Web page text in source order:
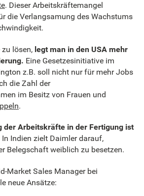
. Dieser Arbeitskräftemangel
die Verlangsamung des Wachstums
zu lösen, legt man in den USA mehr
Eine Gesetzesinitiative im
z.B. soll nicht nur für mehr Jobs
die Zahl der
im Besitz von Frauen und
.
der Arbeitskräfte in der Fertigung ist
In Indien zielt Daimler darauf,
Belegschaft weiblich zu besetzen.
Market Sales Manager bei
neue Ansätze: